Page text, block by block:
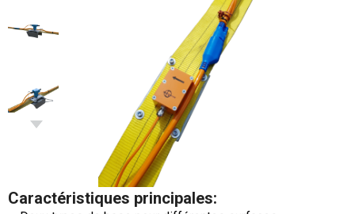
Caractéristiques principales: